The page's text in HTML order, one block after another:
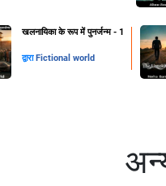
खलनायिका के रूप में पुनर्जन्म - 1
द्वारा Fictional world